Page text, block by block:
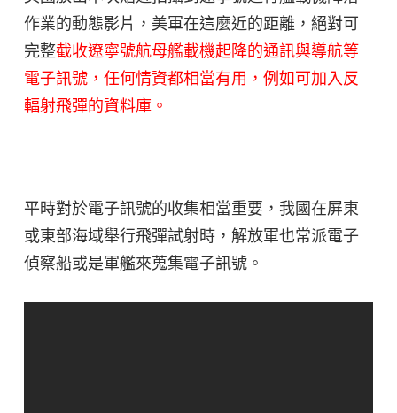
作業的動態影片，美軍在這麼近的距離，絕對可
完整截收遼寧號航母艦載機起降的通訊與導航等
電子訊號，任何情資都相當有用，例如可加入反
輻射飛彈的資料庫。
平時對於電子訊號的收集相當重要，我國在屏東
或東部海域舉行飛彈試射時，解放軍也常派電子
偵察船或是軍艦來蒐集電子訊號。